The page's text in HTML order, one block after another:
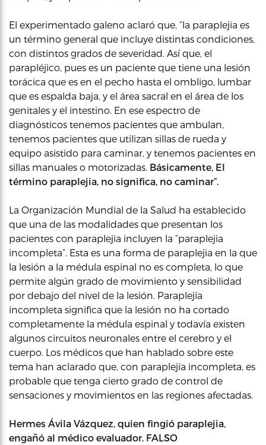
El experimentado galeno aclaró que, “la paraplejia es
un término general que incluye distintas condiciones,
con distintos grados de severidad. Así que, el
parapléjico, pues es un paciente que tiene una lesión
torácica que es en el pecho hasta el ombligo, lumbar
que es espalda baja, y el área sacral en el área de los
genitales y el intestino. En ese espectro de
diagnósticos tenemos pacientes que ambulan,
tenemos pacientes que utilizan sillas de rueda y
equipo asistido para caminar, y tenemos pacientes en
sillas manuales o motorizadas. Básicamente, El
término paraplejia, no significa, no caminar”.
La Organización Mundial de la Salud ha establecido
que una de las modalidades que presentan los
pacientes con paraplejia incluyen la “paraplejia
incompleta”. Esta es una forma de paraplejia en la que
la lesión a la médula espinal no es completa, lo que
permite algún grado de movimiento y sensibilidad
por debajo del nivel de la lesión. Paraplejía
incompleta significa que la lesión no ha cortado
completamente la médula espinal y todavía existen
algunos circuitos neuronales entre el cerebro y el
cuerpo. Los médicos que han hablado sobre este
tema han aclarado que, con paraplejía incompleta, es
probable que tenga cierto grado de control de
sensaciones y movimientos en las regiones afectadas.
Hermes Ávila Vázquez, quien fingió paraplejia,
engañó al médico evaluador. FALSO